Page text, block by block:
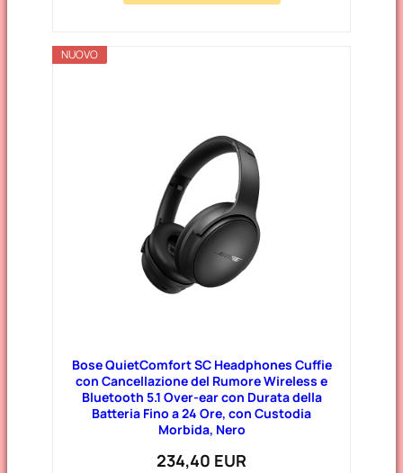
NUOVO
Bose QuietComfort SC Headphones Cuffie
con Cancellazione del Rumore Wireless e
Bluetooth 5.1 Over-ear con Durata della
Batteria Fino a 24 Ore, con Custodia
Morbida, Nero
234,40 EUR